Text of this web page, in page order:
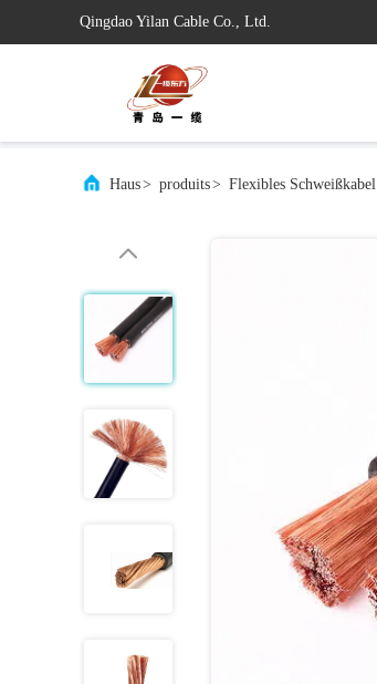
Qingdao Yilan Cable Co., Ltd.
Haus> produits> Flexibles Schweißkabel